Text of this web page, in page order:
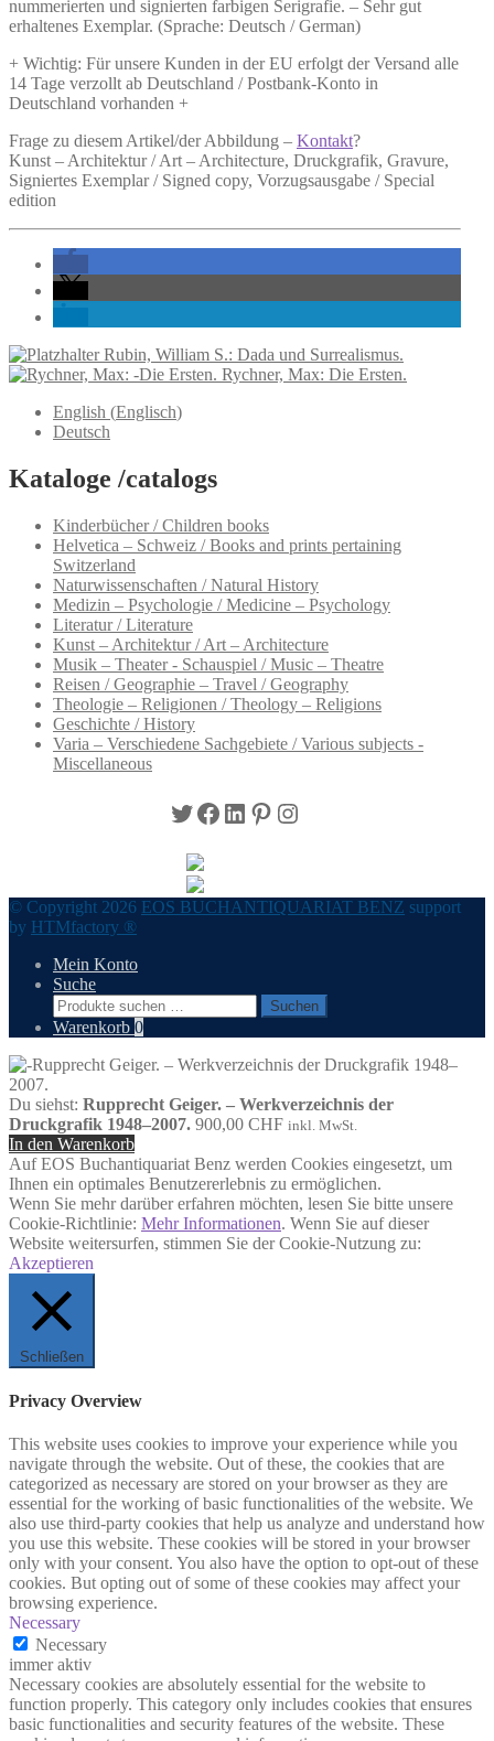
nummerierten und signierten farbigen Serigrafie. – Sehr gut
erhaltenes Exemplar. (Sprache: Deutsch / German)
+ Wichtig: Für unsere Kunden in der EU erfolgt der Versand alle
14 Tage verzollt ab Deutschland / Postbank-Konto in
Deutschland vorhanden +
Frage zu diesem Artikel/der Abbildung – Kontakt?
Kunst – Architektur / Art – Architecture, Druckgrafik, Gravure,
Signiertes Exemplar / Signed copy, Vorzugsausgabe / Special
edition
Rubin, William S.: Dada und Surrealismus.
Rychner, Max: Die Ersten.
English (Englisch)
Deutsch
Kataloge /catalogs
Kinderbücher / Children books
Helvetica – Schweiz / Books and prints pertaining
Switzerland
Naturwissenschaften / Natural History
Medizin – Psychologie / Medicine – Psychology
Literatur / Literature
Kunst – Architektur / Art – Architecture
Musik – Theater - Schauspiel / Music – Theatre
Reisen / Geographie – Travel / Geography
Theologie – Religionen / Theology – Religions
Geschichte / History
Varia – Verschiedene Sachgebiete / Various subjects -
Miscellaneous
Twitter
Facebook
LinkedIn
Pinterest
Instagram
© Copyright 2026 EOS BUCHANTIQUARIAT BENZ support
by HTMfactory ®
Mein Konto
Suche
Suchen
nach:
Suchen
Warenkorb 0
Du siehst: Rupprecht Geiger. – Werkverzeichnis der
Druckgrafik 1948–2007. 900,00 CHF inkl. MwSt.
In den Warenkorb
Auf EOS Buchantiquariat Benz werden Cookies eingesetzt, um
Ihnen ein optimales Benutzererlebnis zu ermöglichen.
Wenn Sie mehr darüber erfahren möchten, lesen Sie bitte unsere
Cookie-Richtlinie: Mehr Informationen. Wenn Sie auf dieser
Website weitersurfen, stimmen Sie der Cookie-Nutzung zu:
Akzeptieren
Schließen
Privacy Overview
This website uses cookies to improve your experience while you
navigate through the website. Out of these, the cookies that are
categorized as necessary are stored on your browser as they are
essential for the working of basic functionalities of the website. We
also use third-party cookies that help us analyze and understand how
you use this website. These cookies will be stored in your browser
only with your consent. You also have the option to opt-out of these
cookies. But opting out of some of these cookies may affect your
browsing experience.
Necessary
Necessary
immer aktiv
Necessary cookies are absolutely essential for the website to
function properly. This category only includes cookies that ensures
basic functionalities and security features of the website. These